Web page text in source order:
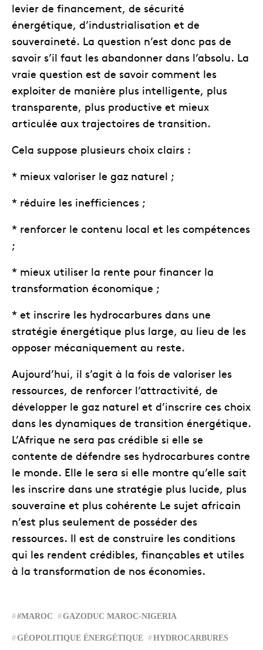
levier de financement, de sécurité
énergétique, d’industrialisation et de
souveraineté. La question n’est donc pas de
savoir s’il faut les abandonner dans l’absolu. La
vraie question est de savoir comment les
exploiter de manière plus intelligente, plus
transparente, plus productive et mieux
articulée aux trajectoires de transition.
Cela suppose plusieurs choix clairs :
* mieux valoriser le gaz naturel ;
* réduire les inefficiences ;
* renforcer le contenu local et les compétences
;
* mieux utiliser la rente pour financer la
transformation économique ;
* et inscrire les hydrocarbures dans une
stratégie énergétique plus large, au lieu de les
opposer mécaniquement au reste.
Aujourd’hui, il s’agit à la fois de valoriser les
ressources, de renforcer l’attractivité, de
développer le gaz naturel et d’inscrire ces choix
dans les dynamiques de transition énergétique.
L’Afrique ne sera pas crédible si elle se
contente de défendre ses hydrocarbures contre
le monde. Elle le sera si elle montre qu’elle sait
les inscrire dans une stratégie plus lucide, plus
souveraine et plus cohérente Le sujet africain
n’est plus seulement de posséder des
ressources. Il est de construire les conditions
qui les rendent crédibles, finançables et utiles
à la transformation de nos économies.
#MAROC GAZODUC MAROC-NIGERIA
GÉOPOLITIQUE ÉNERGÉTIQUE HYDROCARBURES